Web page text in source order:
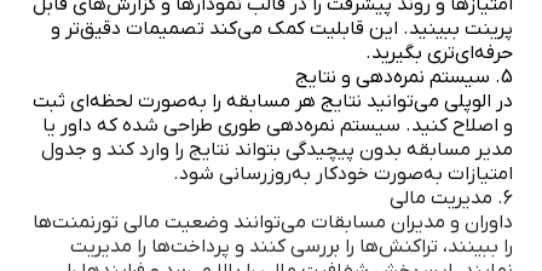
پرینت ببینید. این قابلیت کمک می‌کند تصمیمات دقیق‌تر و
حرفه‌ای‌تری بگیرید.
5. سیستم نمره‌دهی و نتایج
در الوپلی می‌توانید نتایج هر مسابقه را به‌صورت لحظه‌ای ثبت
و اصلاح کنید. سیستم نمره‌دهی طوری طراحی شده که داور یا
مدیر مسابقه بدون پیچیدگی بتواند نتایج را وارد کند و جدول
امتیازات به‌صورت خودکار به‌روزرسانی شود.
6. مدیریت مالی
داوران و مدیران مسابقات می‌توانند وضعیت مالی تورنمنت‌ها
را ببینند، تراکنش‌ها را بررسی کنند و پرداخت‌ها را مدیریت